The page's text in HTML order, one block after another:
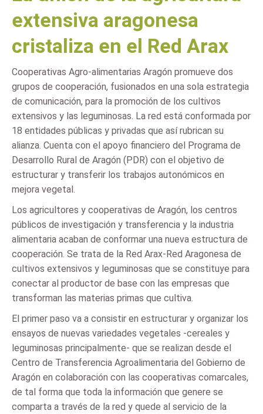
extensiva aragonesa
cristaliza en el Red Arax
Cooperativas Agro-alimentarias Aragón promueve dos
grupos de cooperación, fusionados en una sola estrategia
de comunicación, para la promoción de los cultivos
extensivos y las leguminosas. La red está conformada por
18 entidades públicas y privadas que así rubrican su
alianza. Cuenta con el apoyo financiero del Programa de
Desarrollo Rural de Aragón (PDR) con el objetivo de
estructurar y transferir los trabajos autonómicos en
mejora vegetal.
Los agricultores y cooperativas de Aragón, los centros
públicos de investigación y transferencia y la industria
alimentaria acaban de conformar una nueva estructura de
cooperación. Se trata de la Red Arax-Red Aragonesa de
cultivos extensivos y leguminosas que se constituye para
conectar al productor de base con las empresas que
transforman las materias primas que cultiva.
El primer paso va a consistir en estructurar y organizar los
ensayos de nuevas variedades vegetales -cereales y
leguminosas principalmente- que se realizan desde el
Centro de Transferencia Agroalimentaria del Gobierno de
Aragón en colaboración con las cooperativas comarcales,
de tal forma que toda la información que genere se
comparta a través de la red y quede al servicio de la